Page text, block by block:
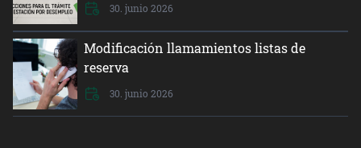
30. junio 2026
Modificación llamamientos listas de
reserva
30. junio 2026